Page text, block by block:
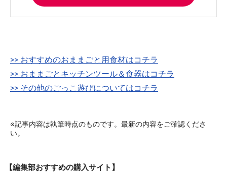
>> おすすめのおままごと用食材はコチラ
>> おままごとキッチンツール＆食器はコチラ
>> その他のごっこ遊びについてはコチラ
※記事内容は執筆時点のものです。最新の内容をご確認くださ
い。
【編集部おすすめの購入サイト】